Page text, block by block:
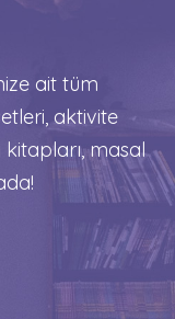
ait tüm
aktivite
masal